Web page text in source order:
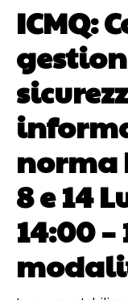
ICMQ:
norma
8 e 14
14:00 –